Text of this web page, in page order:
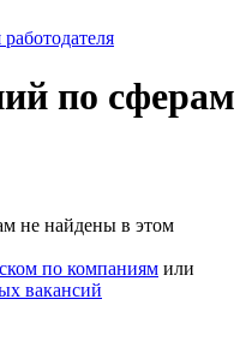
по сферам
не найдены в этом
по компаниям или
вакансий